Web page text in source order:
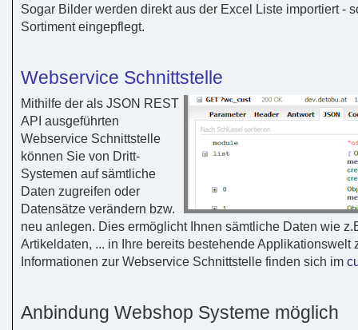
Sogar Bilder werden direkt aus der Excel Liste importiert -
Sortiment eingepflegt.
Webservice Schnittstelle
Mithilfe der als JSON REST
API ausgeführten
Webservice Schnittstelle
können Sie von Dritt-
Systemen auf sämtliche
Daten zugreifen oder
Datensätze verändern bzw.
neu anlegen. Dies ermöglicht Ihnen sämtliche Daten wie
Artikeldaten, ... in Ihre bereits bestehende Applikationswelt
Informationen zur Webservice Schnittstelle finden sich im
Anbindung Webshop Systeme möglich